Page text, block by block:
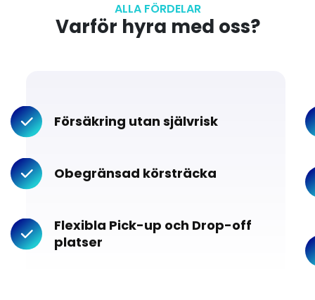
ALLA FÖRDELAR
Varför hyra med oss?
Försäkring utan självrisk
Obegränsad körsträcka
Flexibla Pick-up och Drop-off
platser